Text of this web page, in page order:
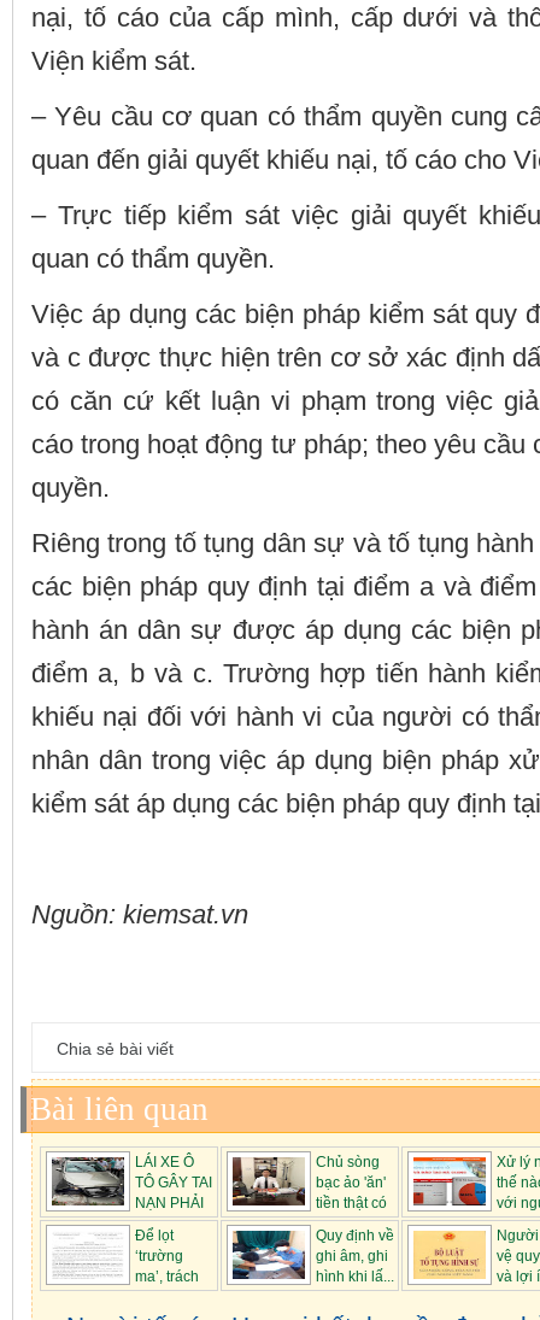
nại, tố cáo của cấp mình, cấp dưới và
Viện kiểm sát.
– Yêu cầu cơ quan có thẩm quyền cung
quan đến giải quyết khiếu nại, tố cáo cho
– Trực tiếp kiểm sát việc giải quyết
quan có thẩm quyền.
Việc áp dụng các biện pháp kiểm sát quy
và c được thực hiện trên cơ sở xác định
có căn cứ kết luận vi phạm trong việc
cáo trong hoạt động tư pháp; theo yêu cầu
quyền.
Riêng trong tố tụng dân sự và tố tụng
các biện pháp quy định tại điểm a và
hành án dân sự được áp dụng các biện
điểm a, b và c. Trường hợp tiến hành
khiếu nại đối với hành vi của người có
nhân dân trong việc áp dụng biện pháp
kiểm sát áp dụng các biện pháp quy định
Nguồn: kiemsat.vn
Chia sẻ bài viết
Bài liên quan
LÁI XE Ô
TÔ GÂY TAI
NẠN PHẢI
CHỊU T...
Chủ sòng
bạc ảo 'ăn'
tiền thật có
t...
Xử lý
thế
với
có ...
Để lọt
‘trường
ma’, trách
Quy định về
ghi âm, ghi
hình khi lấ...
vệ
và lợi